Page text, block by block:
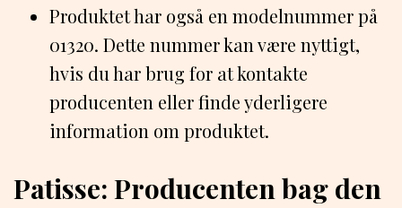
Produktet har også en modelnummer på
01320. Dette nummer kan være nyttigt,
hvis du har brug for at kontakte
producenten eller finde yderligere
information om produktet.
Patisse: Producenten bag den